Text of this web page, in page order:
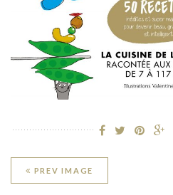
PREV IMAGE